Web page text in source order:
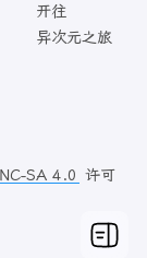
开往
异次元之旅
SA 4.0 许可